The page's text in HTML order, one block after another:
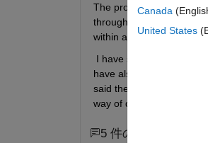
The problem I have is
through the 3D array, is
within a new array.
I have seen various
have also seen that
said the line is imaginary
way of doing such
5 件のコメント
Canada
United States